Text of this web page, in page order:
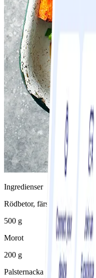
Ingredienser
Rödbetor, färska
500 g
Morot
200 g
Palsternacka